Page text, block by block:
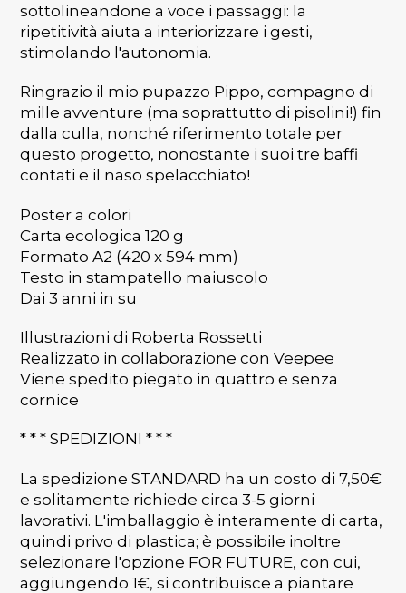
sottolineandone a voce i passaggi: la
ripetitività aiuta a interiorizzare i gesti,
stimolando l'autonomia.
Ringrazio il mio pupazzo Pippo, compagno di
mille avventure (ma soprattutto di pisolini!) fin
dalla culla, nonché riferimento totale per
questo progetto, nonostante i suoi tre baffi
contati e il naso spelacchiato!
Poster a colori
Carta ecologica 120 g
Formato A2 (420 x 594 mm)
Testo in stampatello maiuscolo
Dai 3 anni in su
Illustrazioni di Roberta Rossetti
Realizzato in collaborazione con Veepee
Viene spedito piegato in quattro e senza
cornice
* * * SPEDIZIONI * * *
La spedizione STANDARD ha un costo di 7,50€
e solitamente richiede circa 3-5 giorni
lavorativi. L'imballaggio è interamente di carta,
quindi privo di plastica; è possibile inoltre
selezionare l'opzione FOR FUTURE, con cui,
aggiungendo 1€, si contribuisce a piantare